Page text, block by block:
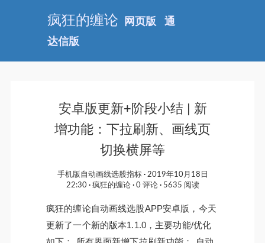
疯狂的缠论 网页版
通
达信版
安卓版更新+阶段小结 | 新
增功能：下拉刷新、画线页
切换横屏等
手机版自动画线选股指标
2019年10月18日
22:30
疯狂的缠论 0 评论 5635 阅读
疯狂的缠论自动画线选股APP安卓版，今天
更新了一个新的版本1.1.0，主要功能/优化